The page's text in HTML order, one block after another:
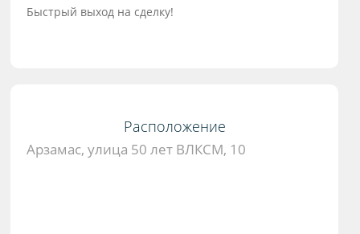
Быстрый выход на сделку!
Расположение
Арзамас, улица 50 лет ВЛКСМ, 10